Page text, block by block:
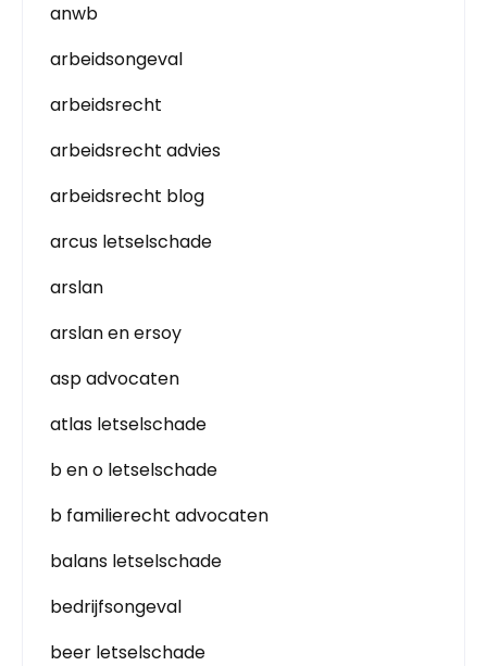
anwb
arbeidsongeval
arbeidsrecht
arbeidsrecht advies
arbeidsrecht blog
arcus letselschade
arslan
arslan en ersoy
asp advocaten
atlas letselschade
b en o letselschade
b familierecht advocaten
balans letselschade
bedrijfsongeval
beer letselschade